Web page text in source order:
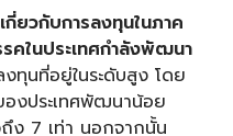
กี่ยวกับการลงทุนในภาค
ในประเทศกำลังพัฒนา
ทุนที่อยู่ในระดับสูง โดย
องประเทศพัฒนาน้อย
ง 7 เท่า นอกจากนั้น